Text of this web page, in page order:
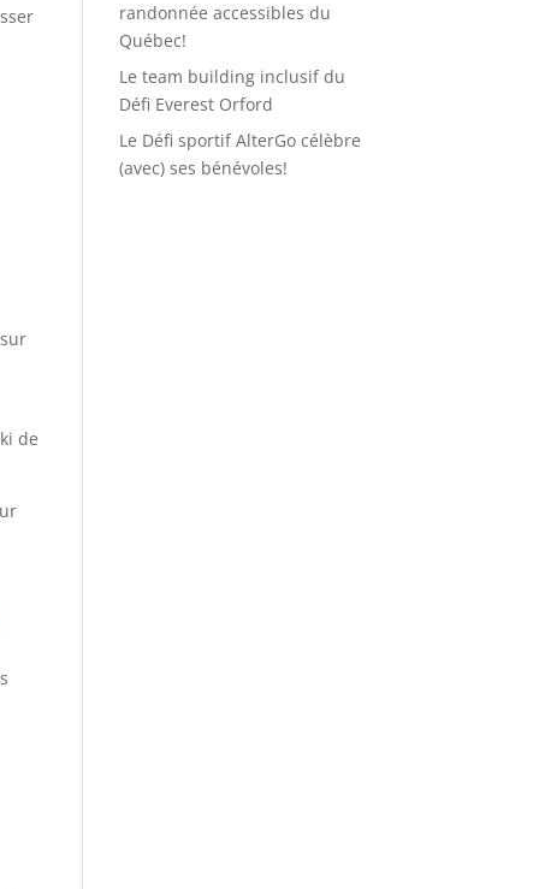
de
randonnée accessibles du
Québec!
Le team building inclusif du
Défi Everest Orford
Le Défi sportif AlterGo célèbre
(avec) ses bénévoles!